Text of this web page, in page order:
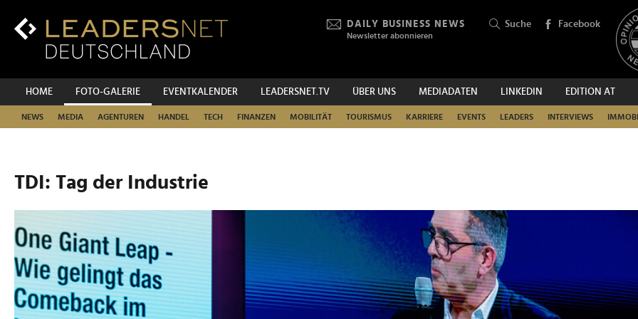
Inhalt
Hauptnavigation
DAILY BUSINESS NEWS
Newsletter abonnieren
Suche Facebook
HOME FOTO-GALERIE EVENTKALENDER LEADERSNET.TV ÜBER UNS MEDIADATEN LINKEDIN EDITION AT
NEWS MEDIA AGENTUREN HANDEL TECH FINANZEN MOBILITÄT TOURISMUS KARRIERE EVENTS LEADERS INTERVIEWS
SUCHEN
TDI: Tag der Industrie